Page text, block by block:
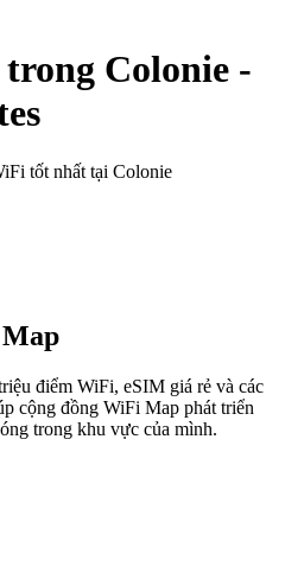
Colonie -
tốt nhất tại Colonie
điểm WiFi, eSIM giá rẻ và các
cộng đồng WiFi Map phát triển
trong khu vực của mình.